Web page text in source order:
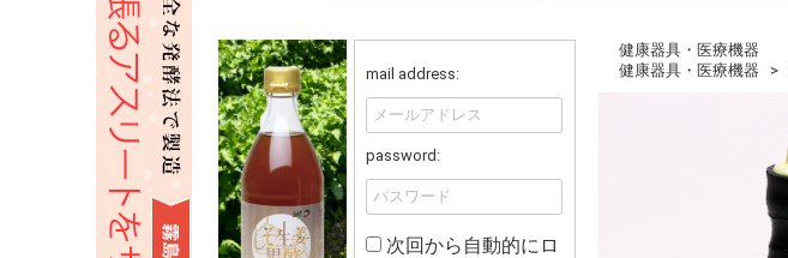
健康器具・医療機器
健康器具・医療機器
mail address:
password:
次回から自動的にロ